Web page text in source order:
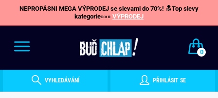
NEPROPÁSNI MEGA VÝPRODEJ se slevami do 70%! 🔝Top slevy
kategorie»»» VÝPRODEJ
0
VYHLEDÁVÁNÍ PŘIHLÁSIT SE